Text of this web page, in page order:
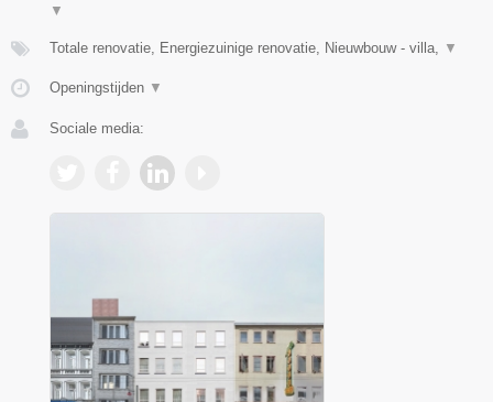
▼
Totale renovatie, Energiezuinige renovatie, Nieuwbouw - villa, ▼
Openingstijden ▼
Sociale media: